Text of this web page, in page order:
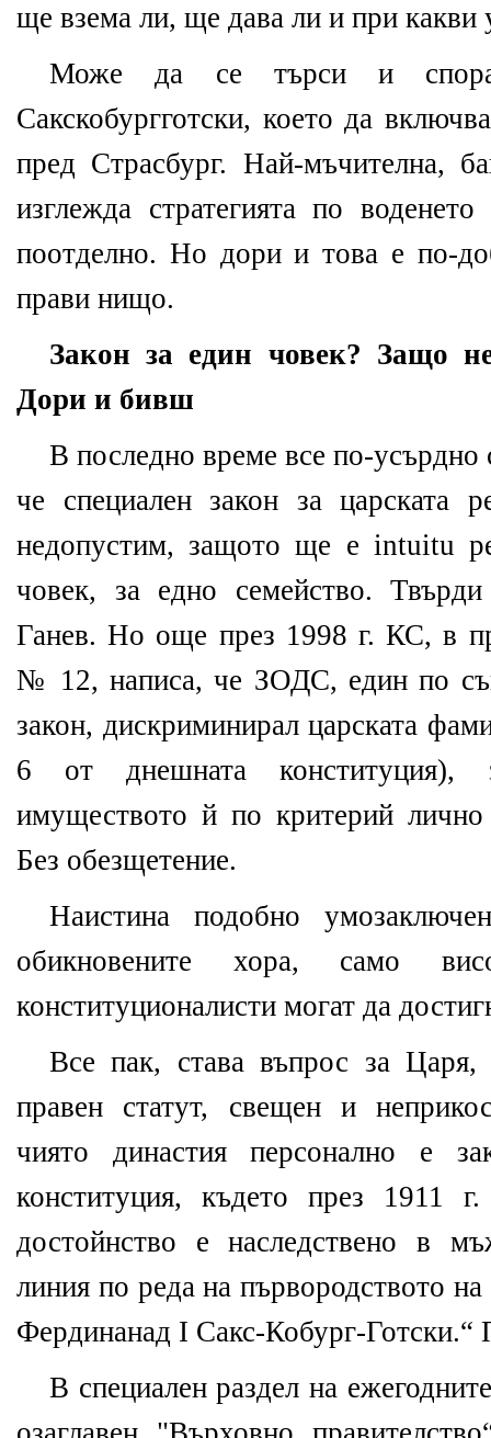
ще взема ли, ще дава ли и при какви
Може да се търси и
Сакскобургготски, което да
пред Страсбург. Най-мъчителна,
изглежда стратегията по
поотделно. Но дори и това е по-
прави нищо.
Закон за един човек? Защо
Дори и бивш
В последно време все по-усърдно
че специален закон за царската
недопустим, защото ще е intuitu
човек, за едно семейство.
Ганев. Но още през 1998 г. КС, в
№ 12, написа, че ЗОДС, един по
закон, дискриминирал царската
6 от днешната
имуществото й по критерий
Без обезщетение.
Наистина подобно
обикновените хора, само
конституционалисти могат да
Все пак, става въпрос за
правен статут, свещен и
чиято династия персонално е
конституция, където през 1911
достойнство е наследствено в
линия по реда на първородството
Фердинанад І Сакс-Кобург-
В специален раздел на